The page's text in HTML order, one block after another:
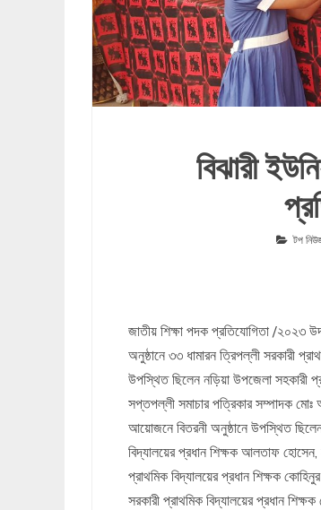
বিঝারী
টপ
জাতীয় শিক্ষা পদক প্রতিযোগিতা /২০২৩
অনুষ্ঠানে ৩৩ ধামারন ত্রিপল্লী সরকারী
উপস্থিত ছিলেন নড়িয়া উপজেলা সহকারী
সপ্তপল্লী সমাচার পত্রিকার সম্পাদক
আয়োজনে বিতরনী অনুষ্ঠানে উপস্থিত ছিলেন
বিদ্যালয়ের প্রধান শিক্ষক আলতাফ হোসেন,
প্রাথমিক বিদ্যালয়ের প্রধান শিক্ষক
সরকারী প্রাথমিক বিদ্যালয়ের প্রধান